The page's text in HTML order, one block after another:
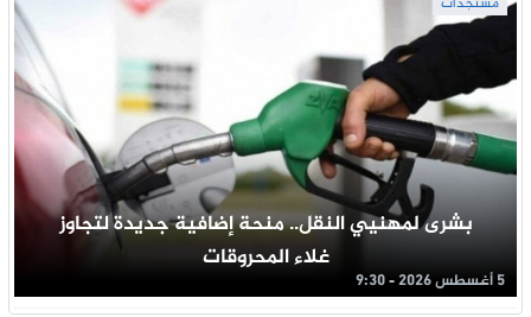
بشرى لمهنيي النقل.. منحة إضافية جديدة لتجاوز
غلاء المحروقات
5 أغسطس 2026 - 9:30